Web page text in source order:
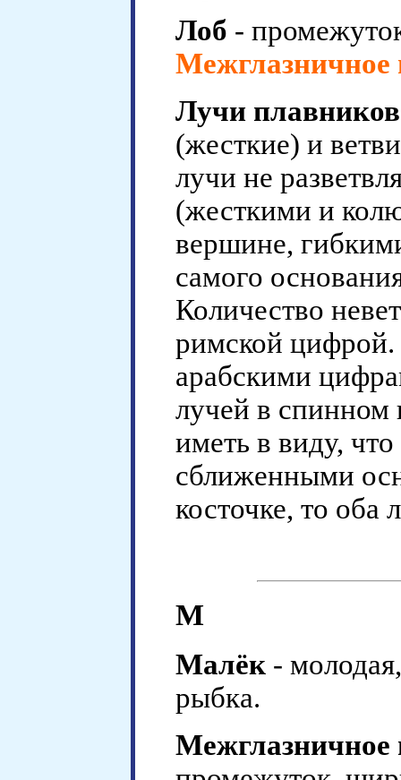
Лоб -
Межглазничное
Лучи плавников
(жесткие) и
лучи не
(жесткими и
вершине,
самого
Количество
римской цифрой.
арабскими
лучей в спинном
иметь в виду,
сближенными
косточке, то оба
М
Малёк -
рыбка.
Межглазничное